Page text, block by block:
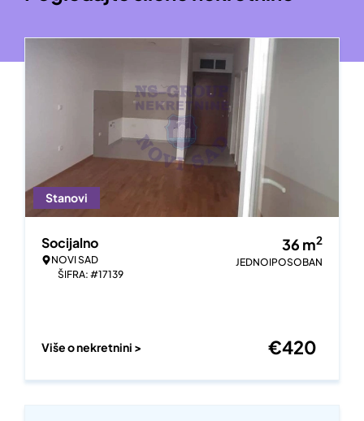
Stanovi
Socijalno
NOVI SAD
ŠIFRA: #17139
36 m2
JEDNOIPOSOBAN
Više o nekretnini > €420